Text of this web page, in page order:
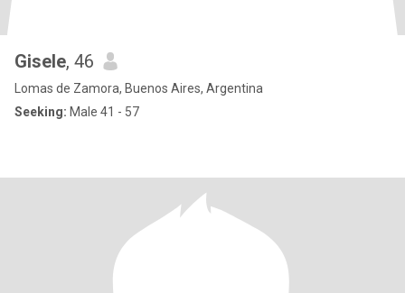
Gisele, 46
Lomas de Zamora, Buenos Aires, Argentina
Seeking: Male 41 - 57